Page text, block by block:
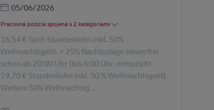
Posted Date
05/06/2026
Pracovná pozícia spojená s 2 kategóriami
16,54 € Tarif-Stundenlohn inkl. 50%
Weihnachtsgeld. + 25% Nachtzulage steuerfrei
schon ab 20:00 Uhr (bis 6:00 Uhr, entspricht
19,70 € Stundenlohn inkl. 50 % Weihnachtsgeld).
Weitere 50% Weihnachtsg...